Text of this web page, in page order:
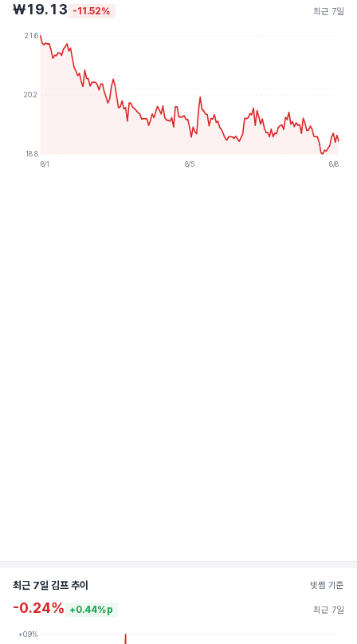
₩19.13 -11.52% 최근 7일
21.6
20.2
18.8
8/1
8/5 8/8
최근 7일 김프 추이 빗썸 기준
-0.24% +0.44%p 최근 7일
+0.9%